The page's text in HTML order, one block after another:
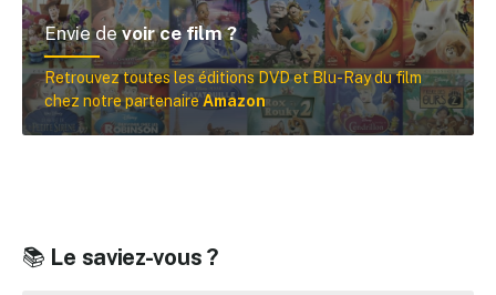
Envie devoir ce film ?
Retrouvez toutes les éditions DVD et Blu-Ray du film
chez notre partenaireAmazon
📚 Le saviez-vous ?